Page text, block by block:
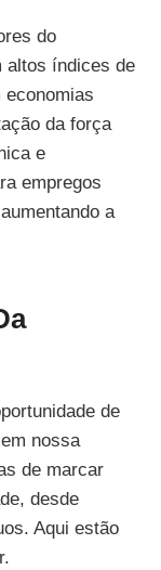
do
altos índices de
economias
da força
e
empregos
a
de
nossa
de marcar
desde
Aqui estão